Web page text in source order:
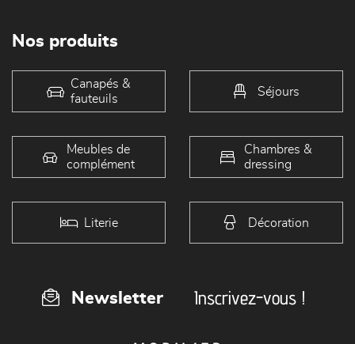
Nos produits
Canapés &
fauteuils
Séjours
Meubles de
complément
Chambres &
dressing
Literie Décoration
Newsletter Inscrivez-vous !